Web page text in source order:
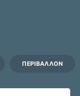
ΠΕΡΙΒΑΛΛΟΝ